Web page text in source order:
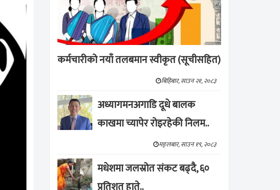
कर्मचारीको नयाँ तलबमान स्वीकृत (सूचीसहित)
बिहिबार, साउन २१, २०८३
अध्यागमनअगाडि दूधे बालक
काखमा च्यापेर रोइरहेकी निलम..
मङ्लबार, साउन १९, २०८३
मधेशमा जलस्रोत संकट बढ्दै, ६०